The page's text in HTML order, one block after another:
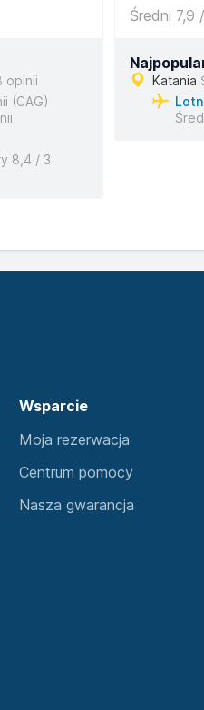
opinii
(CAG)
8,4 / 3
Średni 7,9
Katania
Wsparcie